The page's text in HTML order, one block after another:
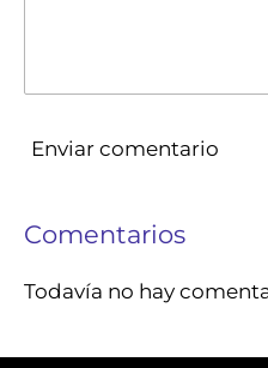
Enviar comentario
Comentarios
Todavía no hay